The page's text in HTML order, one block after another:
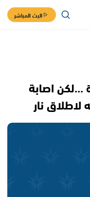
البث المباشر
...لكن اصابة
نار